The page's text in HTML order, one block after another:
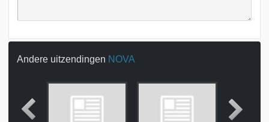
Andere uitzendingen NOVA